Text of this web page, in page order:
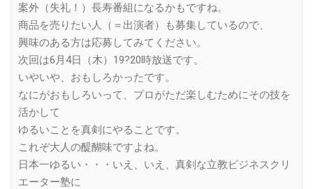
案外（失礼！）長寿番組になるかもですね。
商品を売りたい人（＝出演者）も募集しているので、
興味のある方は応募してみてください。
次回は6月4日（木）19?20時放送です。
いやいや、おもしろかったです。
なにがおもしろいって、プロがただ楽しむためにその技を
活かして
ゆるいことを真剣にやることです。
これぞ大人の醍醐味ですよね。
日本一ゆるい・・・いえ、いえ、真剣な立教ビジネスクリ
エーター塾に